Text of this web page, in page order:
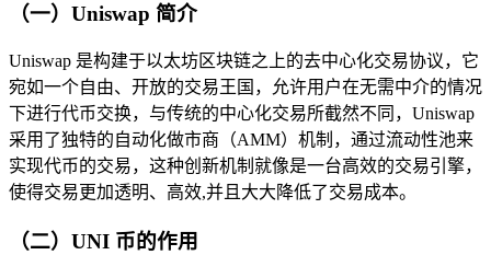
（一）Uniswap 简介
Uniswap 是构建于以太坊区块链之上的去中心化交易协议，它
宛如一个自由、开放的交易王国，允许用户在无需中介的情况
下进行代币交换，与传统的中心化交易所截然不同，Uniswap
采用了独特的自动化做市商（AMM）机制，通过流动性池来
实现代币的交易，这种创新机制就像是一台高效的交易引擎，
使得交易更加透明、高效,并且大大降低了交易成本。
（二）UNI 币的作用